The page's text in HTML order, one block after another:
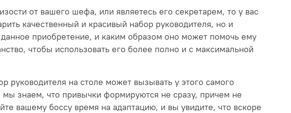
от вашего шефа, или являетесь его секретарем, то у вас
качественный и красивый набор руководителя, но и
приобретение, и каким образом оно может помочь ему
чтобы использовать его более полно и с максимальной
руководителя на столе может вызывать у этого самого
знаем, что привычки формируются не сразу, причем не
вашему боссу время на адаптацию, и вы увидите, что вскоре